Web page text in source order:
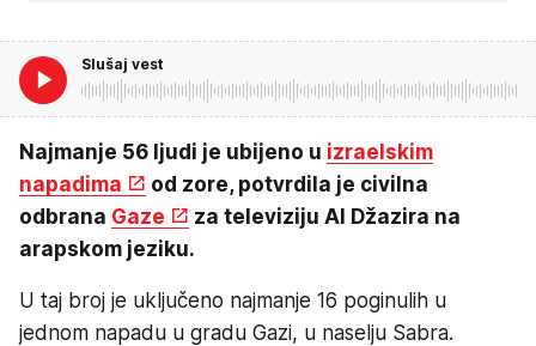
Slušaj vest
Najmanje 56 ljudi je ubijeno u izraelskim
napadima
od zore, potvrdila je civilna
odbrana Gaze
za televiziju Al Džazira na
arapskom jeziku.
U taj broj je uključeno najmanje 16 poginulih u
jednom napadu u gradu Gazi, u naselju Sabra.